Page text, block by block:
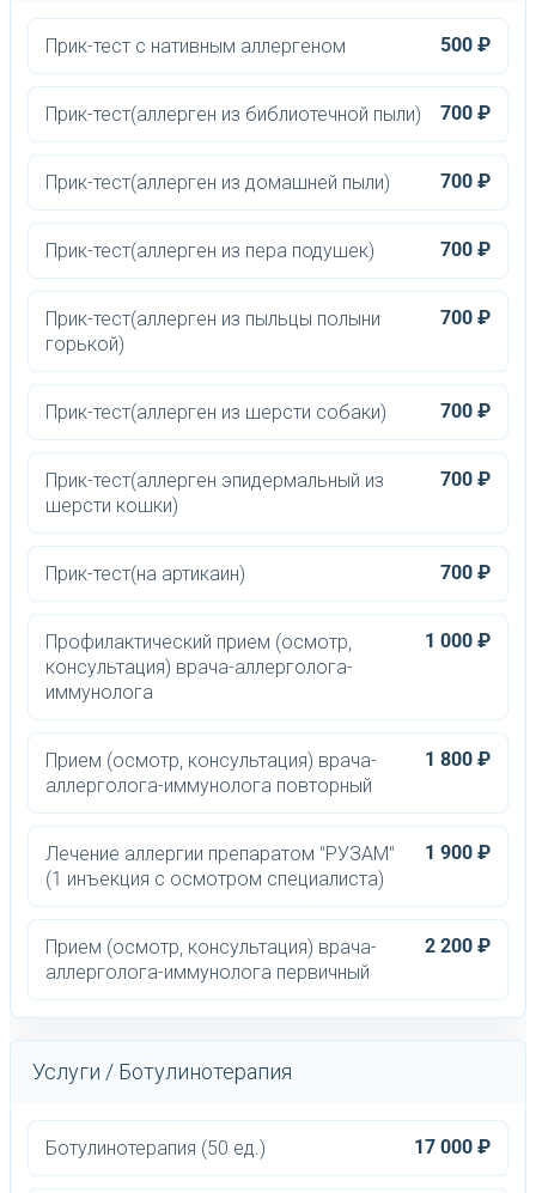
Прик-тест с нативным аллергеном 500 ₽
Прик-тест(аллерген из библиотечной пыли) 700 ₽
Прик-тест(аллерген из домашней пыли) 700 ₽
Прик-тест(аллерген из пера подушек) 700 ₽
Прик-тест(аллерген из пыльцы полыни
горькой)
700 ₽
Прик-тест(аллерген из шерсти собаки) 700 ₽
Прик-тест(аллерген эпидермальный из
шерсти кошки)
700 ₽
Прик-тест(на артикаин) 700 ₽
Профилактический прием (осмотр,
консультация) врача-аллерголога-
иммунолога
1 000 ₽
Прием (осмотр, консультация) врача-
аллерголога-иммунолога повторный
1 800 ₽
Лечение аллергии препаратом "РУЗАМ"
(1 инъекция с осмотром специалиста)
1 900 ₽
Прием (осмотр, консультация) врача-
аллерголога-иммунолога первичный
2 200 ₽
Услуги / Ботулинотерапия
Ботулинотерапия (50 ед.) 17 000 ₽